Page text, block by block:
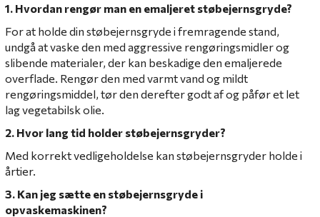
1. Hvordan rengør man en emaljeret støbejernsgryde?
For at holde din støbejernsgryde i fremragende stand,
undgå at vaske den med aggressive rengøringsmidler og
slibende materialer, der kan beskadige den emaljerede
overflade. Rengør den med varmt vand og mildt
rengøringsmiddel, tør den derefter godt af og påfør et let
lag vegetabilsk olie.
2. Hvor lang tid holder støbejernsgryder?
Med korrekt vedligeholdelse kan støbejernsgryder holde i
årtier.
3. Kan jeg sætte en støbejernsgryde i
opvaskemaskinen?